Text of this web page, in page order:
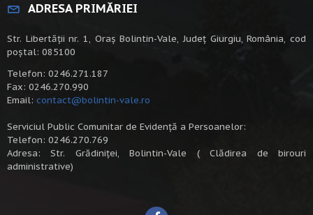
ADRESA PRIMĂRIEI
Str. Libertății nr. 1, Oraș Bolintin-Vale, Județ Giurgiu, România, cod
poștal: 085100
Telefon: 0246.271.187
Fax: 0246.270.990
Email: contact@bolintin-vale.ro
Serviciul Public Comunitar de Evidență a Persoanelor:
Telefon: 0246.270.769
Adresa: Str. Grădiniței, Bolintin-Vale ( Clădirea de birouri
administrative)